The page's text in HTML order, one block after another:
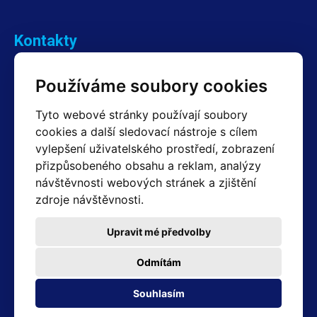
Používáme soubory cookies
Tyto webové stránky používají soubory
cookies a další sledovací nástroje s cílem
vylepšení uživatelského prostředí, zobrazení
přizpůsobeného obsahu a reklam, analýzy
návštěvnosti webových stránek a zjištění
zdroje návštěvnosti.
Souhlasím
Odmítám
Upravit mé předvolby
Kontakty
+420 603 357 606 +420 605 234 204
Fakturační a expediční oddělení
+420 605 259 759 (Po–Pá: 7:30 – 15:00)
Technické oddělení
+420 603 355 085 (Po–Pá: 8:00 – 16:00)
servis@hotair.cz
Platba jen v hotovosti
Adresa prodejny